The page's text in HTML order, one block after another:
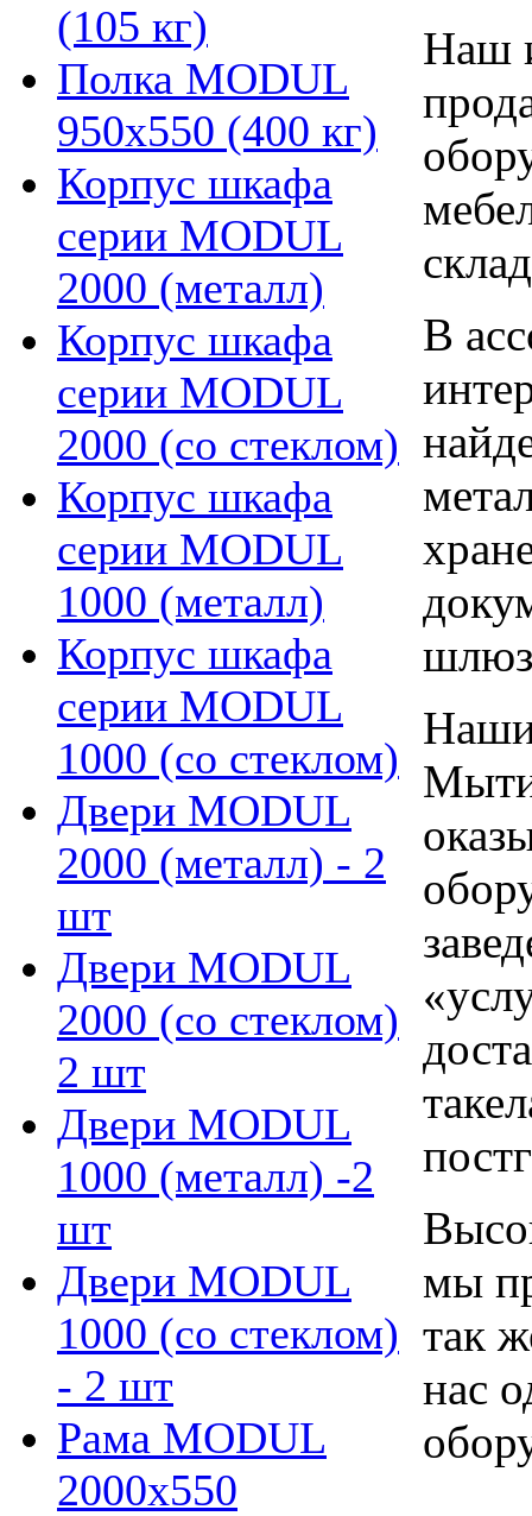
(105 кг)
Полка MODUL
950х550 (400 кг)
Корпус шкафа
серии MODUL
2000 (металл)
Корпус шкафа
серии MODUL
2000 (со стеклом)
Корпус шкафа
серии MODUL
1000 (металл)
Корпус шкафа
серии MODUL
1000 (со стеклом)
Двери MODUL
2000 (металл) - 2
шт
Двери MODUL
2000 (со стеклом)
2 шт
Двери MODUL
1000 (металл) -2
шт
Двери MODUL
1000 (со стеклом)
- 2 шт
Рама MODUL
2000х550
Наш
В
мы
так
нас